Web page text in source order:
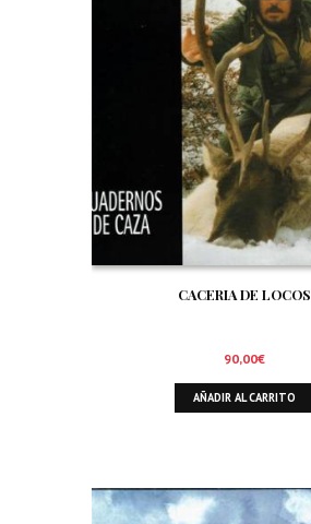
CACERIA DE LOCOS
90,00€
AÑADIR AL CARRITO